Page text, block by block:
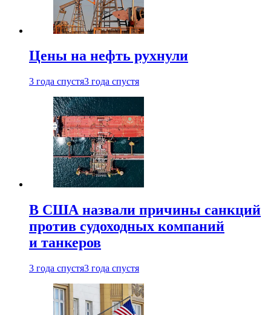
Цены на нефть рухнули
3 года спустя3 года спустя
В США назвали причины санкций
против судоходных компаний
и танкеров
3 года спустя3 года спустя